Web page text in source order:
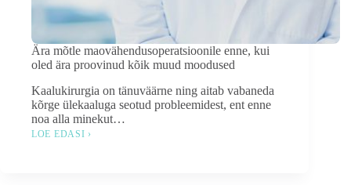
Ära mõtle maovähendusoperatsioonile enne, kui
oled ära proovinud kõik muud moodused
Kaalukirurgia on tänuväärne ning aitab vabaneda
kõrge ülekaaluga seotud probleemidest, ent enne
noa alla minekut…
LOE EDASI ›